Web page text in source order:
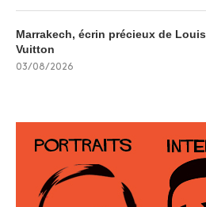
Marrakech, écrin précieux de Louis
Vuitton
03/08/2026